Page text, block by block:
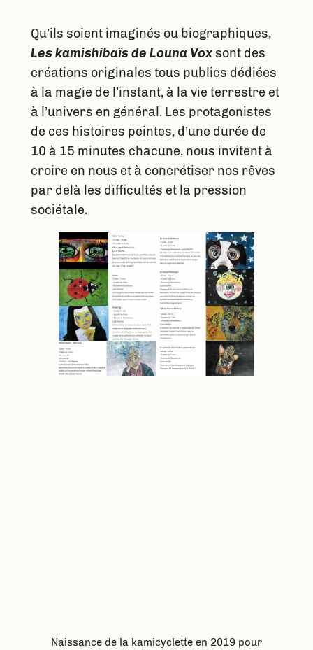
Qu’ils soient imaginés ou biographiques,
Les kamishibaïs de Louna Voxsont des
créations originales tous publics dédiées
à la magie de l’instant, à la vie terrestre et
à l’univers en général. Les protagonistes
de ces histoires peintes, d’une durée de
10 à 15 minutes chacune, nous invitent à
croire en nous et à concrétiser nos rêves
par delà les difficultés et la pression
sociétale.
Naissance de la kamicyclette en 2019 pour